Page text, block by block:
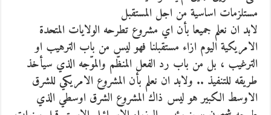
مستلزمات اساسية من اجل المستقبل
لابد ان نعلم جميعا بأن اي مشروع تطرحه الولايات المتحدة
الامريكية اليوم ازاء مستقبلنا فهو ليس من باب الترهيب او
الترغيب ، بل من باب رد الفعل المنظّم والموّجه الذي سيأخذ
طريقه للتنفيذ .. ولابد ان نعلم بأن المشروع الامريكي للشرق
الاوسط الكبير هو ليس ذاك المشروع الشرق اوسطي الذي